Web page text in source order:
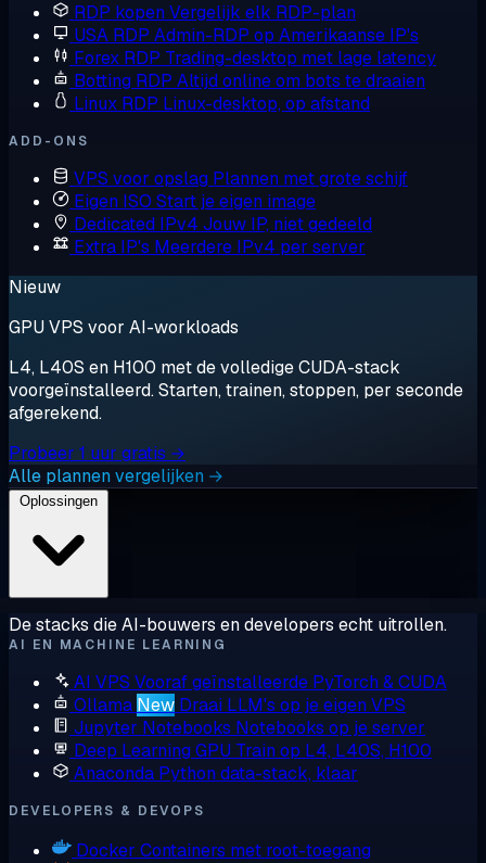
RDP kopen Vergelijk elk RDP-plan
USA RDP Admin-RDP op Amerikaanse IP's
Forex RDP Trading-desktop met lage latency
Botting RDP Altijd online om bots te draaien
Linux RDP Linux-desktop, op afstand
ADD-ONS
VPS voor opslag Plannen met grote schijf
Eigen ISO Start je eigen image
Dedicated IPv4 Jouw IP, niet gedeeld
Extra IP's Meerdere IPv4 per server
Nieuw
GPU VPS voor AI-workloads
L4, L40S en H100 met de volledige CUDA-stack
voorgeïnstalleerd. Starten, trainen, stoppen, per seconde
afgerekend.
Probeer 1 uur gratis →
Alle plannen vergelijken →
De stacks die AI-bouwers en developers echt uitrollen.
AI EN MACHINE LEARNING
AI VPS Vooraf geïnstalleerde PyTorch & CUDA
Ollama New Draai LLM's op je eigen VPS
Jupyter Notebooks Notebooks op je server
Deep Learning GPU Train op L4, L40S, H100
Anaconda Python data-stack, klaar
DEVELOPERS & DEVOPS
Docker Containers met root-toegang